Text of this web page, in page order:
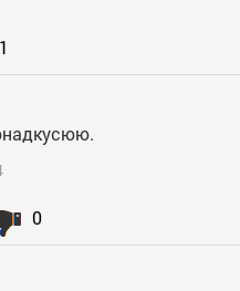
1
0